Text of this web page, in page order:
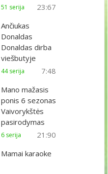
23:67
51 serija
Ančiukas
Donaldas
Donaldas dirba
viešbutyje
7:48
44 serija
Mano mažasis
ponis 6 sezonas
Vaivorykštės
pasirodymas
21:90
6 serija
Mamai karaoke